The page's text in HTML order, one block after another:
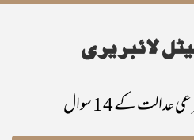
کے 14 سوال